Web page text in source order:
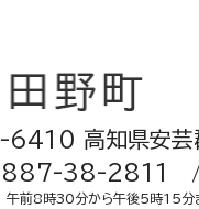
6410 高知県安
38-2811
午前8時30分から午後5時15分